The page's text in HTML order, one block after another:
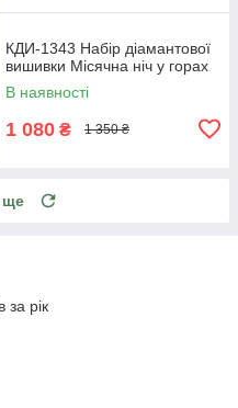
КДИ-1343 Набір діамантової
вишивки Місячна ніч у горах
В наявності
1 080 ₴ 1 350 ₴
ще
за рік